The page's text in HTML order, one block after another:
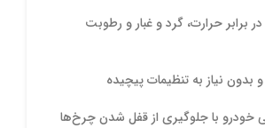
برابر حرارت، گرد و غبار و رطوبت
نیاز به تنظیمات پیچیده
خودرو با جلوگیری از قفل شدن چرخ‌ها